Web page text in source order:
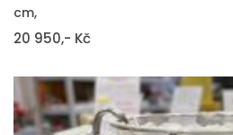
cm,
20 950,- Kč